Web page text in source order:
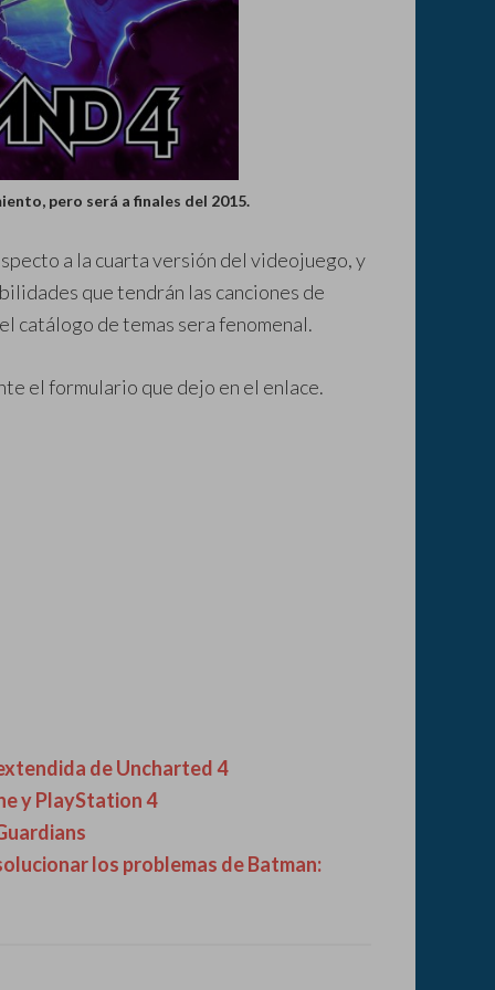
pero será a finales del 2015.
a la cuarta versión del videojuego, y
que tendrán las canciones de
catálogo de temas sera fenomenal.
el formulario que dejo en el enlace.
de Uncharted 4
y PlayStation 4
los problemas de Batman: